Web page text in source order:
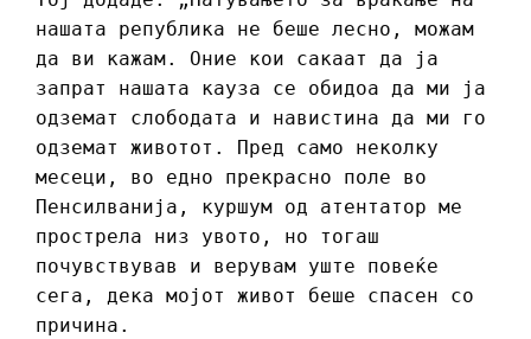
нашата република не беше лесно, можам
да ви кажам. Оние кои сакаат да ја
запрат нашата кауза се обидоа да ми ја
одземат слободата и навистина да ми го
одземат животот. Пред само неколку
месеци, во едно прекрасно поле во
Пенсилванија, куршум од атентатор ме
прострела низ увото, но тогаш
почувствував и верувам уште повеќе
сега, дека мојот живот беше спасен со
причина.